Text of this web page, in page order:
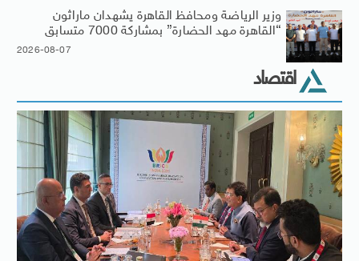
وزير الرياضة ومحافظ القاهرة يشهدان ماراثون
“القاهرة مهد الحضارة” بمشاركة 7000 متسابق
2026-08-07
اقتصاد